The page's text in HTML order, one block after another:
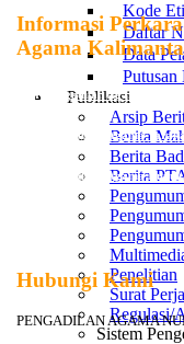
Kode
Daftar
Data
Publikasi
Arsip
Berita
Berita
Berita
Penelitian
Surat
Regulasi/
Sistem
Informasi
Agama
SIPP Pengadilan Agama
SIPP Pengadilan Agama
SIPP Pengadilan Agama
Hubungi Kami
PENGADILAN AGAMA